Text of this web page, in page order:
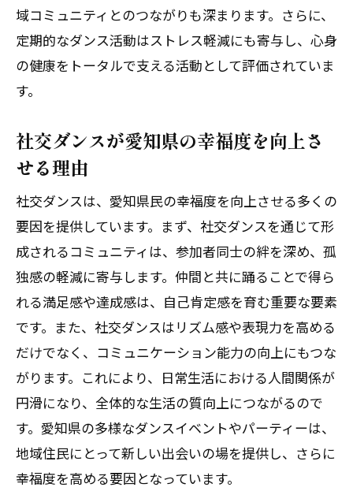
域コミュニティとのつながりも深まります。さらに、
定期的なダンス活動はストレス軽減にも寄与し、心身
の健康をトータルで支える活動として評価されていま
す。
社交ダンスが愛知県の幸福度を向上さ
せる理由
社交ダンスは、愛知県民の幸福度を向上させる多くの
要因を提供しています。まず、社交ダンスを通じて形
成されるコミュニティは、参加者同士の絆を深め、孤
独感の軽減に寄与します。仲間と共に踊ることで得ら
れる満足感や達成感は、自己肯定感を育む重要な要素
です。また、社交ダンスはリズム感や表現力を高める
だけでなく、コミュニケーション能力の向上にもつな
がります。これにより、日常生活における人間関係が
円滑になり、全体的な生活の質向上につながるので
す。愛知県の多様なダンスイベントやパーティーは、
地域住民にとって新しい出会いの場を提供し、さらに
幸福度を高める要因となっています。